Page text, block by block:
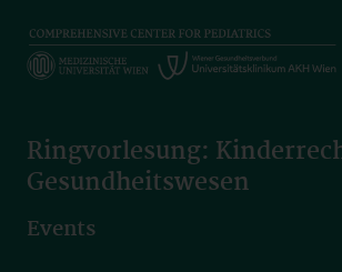
main
Ringvorlesung:
Gesundheitswesen
Events